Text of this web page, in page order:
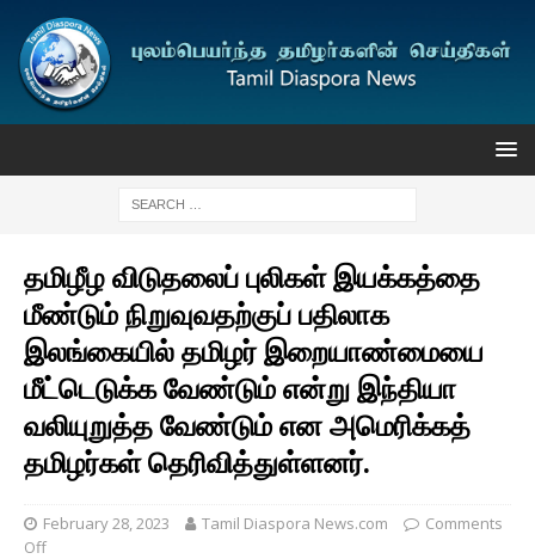
தமிழீழ விடுதலைப் புலிகள் இயக்கத்தை
மீண்டும் நிறுவுவதற்குப் பதிலாக
இலங்கையில் தமிழர் இறையாண்மையை
மீட்டெடுக்க வேண்டும் என்று இந்தியா
வலியுறுத்த வேண்டும் என அமெரிக்கத்
தமிழர்கள் தெரிவித்துள்ளனர்.
February 28, 2023 Tamil Diaspora News.com
Comments
Off